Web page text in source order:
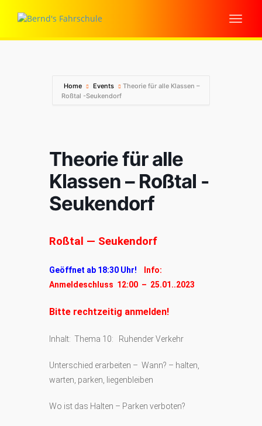
Home Events
Theorie für alle Klassen –
Roßtal -Seukendorf
Theorie für alle
Klassen – Roßtal -
Seukendorf
Roßtal — Seukendorf
Geöffnet ab 18:30 Uhr!
Info:
Anmeldeschluss 12:00 – 25.01..2023
Bitte rechtzeitig anmelden!
Inhalt: Thema 10: Ruhender Verkehr
Unterschied erarbeiten – Wann? – halten,
warten, parken, liegenbleiben
Wo ist das Halten – Parken verboten?